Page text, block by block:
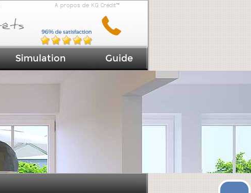
A propos de KG Crédit™
Simulation Guide